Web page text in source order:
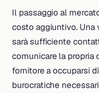
Il passaggio al
costo aggiuntivo. Una
sarà sufficiente
comunicare la propria
fornitore a occuparsi
burocratiche